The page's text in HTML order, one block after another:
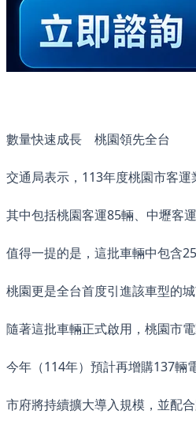
數量快速成長 桃園領先全台
交通局表示，113年度桃園市客運
其中包括桃園客運85輛、中壢客
值得一提的是，這批車輛中包含
桃園更是全台首度引進該車型的
隨著這批車輛正式啟用，桃園市
今年（114年）預計再增購137輛
市府將持續擴大導入規模，並配